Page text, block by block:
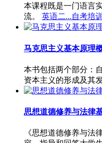
本课程既是一门语言
流。
英语二...自考培训
马克思主义基本原理
本书包括两个部分：
资本主义的形成及其
思想道德修养与法律
《思想道德修养与